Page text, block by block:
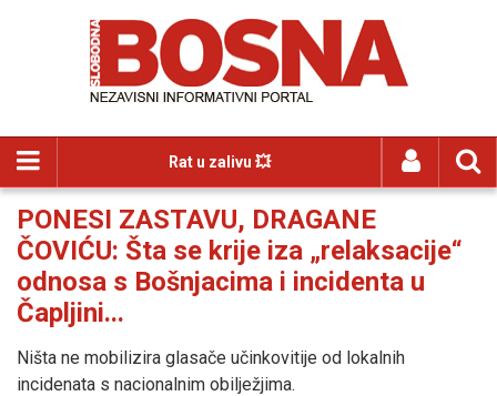
Rat u zalivu 💥
PONESI ZASTAVU, DRAGANE
ČOVIĆU: Šta se krije iza „relaksacije“
odnosa s Bošnjacima i incidenta u
Čapljini...
Ništa ne mobilizira glasače učinkovitije od lokalnih
incidenata s nacionalnim obilježjima.